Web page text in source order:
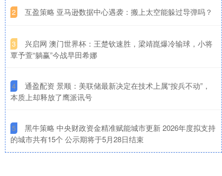
2 ​互盈策略 亚马逊数据中心遇袭：搬上太空能躲过导弹吗？
3
​兴启网 澳门世界杯：王楚钦速胜，梁靖崑爆冷输球，小将
覃予萱“躺赢”今战早田希娜
4
​通盈配资 景顺：美联储最新决定在技术上属“按兵不动”，
本质上却释放了鹰派讯号
5
​黑牛策略 中央财政资金精准赋能城市更新 2026年度拟支持
的城市共有15个 公示期将于5月28日结束